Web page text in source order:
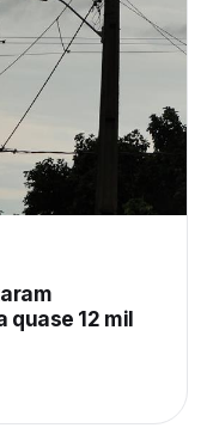
quase 12 mil